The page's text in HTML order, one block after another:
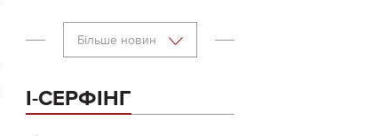
Більше новин
І-СЕРФІНГ